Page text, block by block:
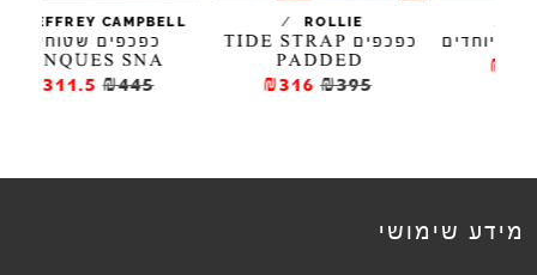
ROLLIE
/
כפכפים TIDE STRAP
PADDED
₪395
₪316
JEFFREY CAMPBELL
/
כפכפים שטוחים
LINQUES SNA
₪445
₪311.5
מידע שימושי